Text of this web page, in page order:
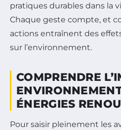
pratiques durables dans la
Chaque geste compte, et
actions entraînent des
sur l’environnement.
COMPRENDRE
ÉNERGIES
Pour saisir pleinement les